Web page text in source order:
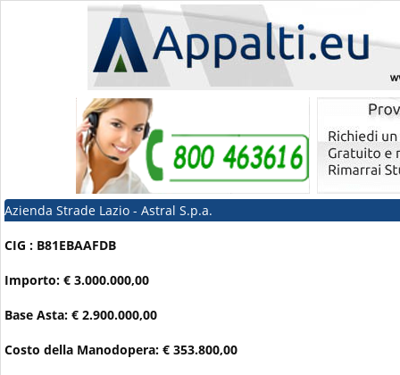
Azienda Strade Lazio - Astral S.p.a.
CIG : B81EBAAFDB
Importo: € 3.000.000,00
Base Asta: € 2.900.000,00
Costo della Manodopera: € 353.800,00